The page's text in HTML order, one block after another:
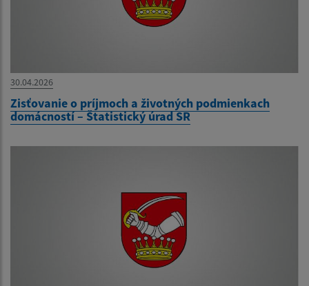
30.04.2026
Zisťovanie o príjmoch a životných podmienkach
domácností – Štatistický úrad SR